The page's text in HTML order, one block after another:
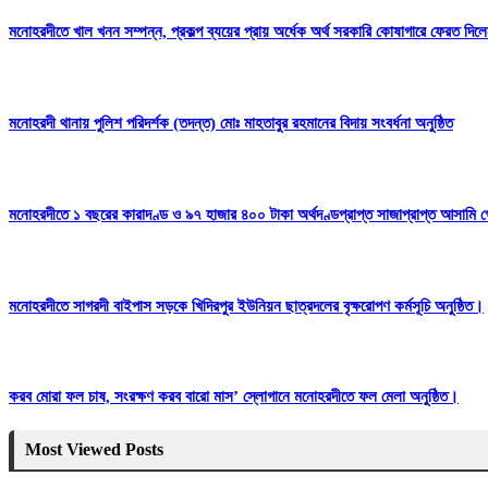
মনোহরদীতে খাল খনন সম্পন্ন, প্রকল্প ব্যয়ের প্রায় অর্ধেক অর্থ সরকারি কোষাগারে ফেরত
মনোহরদী থানায় পুলিশ পরিদর্শক (তদন্ত) মোঃ মাহতাবুর রহমানের বিদায় সংবর্ধনা অনুষ্ঠিত
মনোহরদীতে ১ বছরের কারাদণ্ড ও ৯৭ হাজার ৪০০ টাকা অর্থদণ্ডপ্রাপ্ত সাজাপ্রাপ্ত আসামি
মনোহরদীতে সাগরদী বাইপাস সড়কে খিদিরপুর ইউনিয়ন ছাত্রদলের বৃক্ষরোপণ কর্মসূচি অনুষ্ঠিত।
করব মোরা ফল চাষ, সংরক্ষণ করব বারো মাস’ স্লোগানে মনোহরদীতে ফল মেলা অনুষ্ঠিত।
Most Viewed Posts